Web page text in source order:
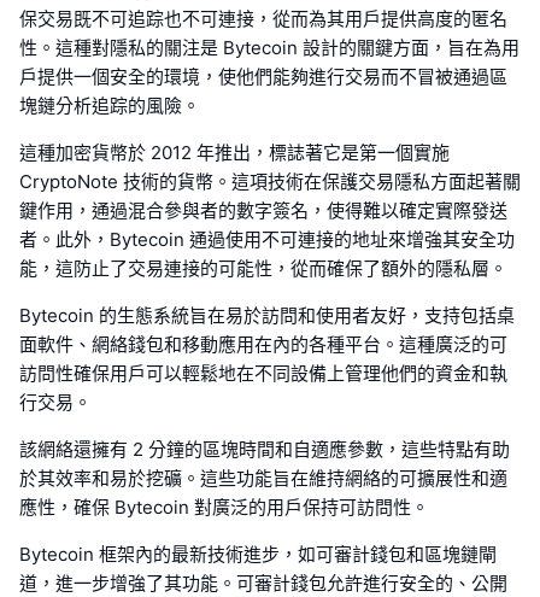
保交易既不可追踪也不可連接，從而為其用戶提供高度的匿名
性。這種對隱私的關注是 Bytecoin 設計的關鍵方面，旨在為用
戶提供一個安全的環境，使他們能夠進行交易而不冒被通過區
塊鏈分析追踪的風險。
這種加密貨幣於 2012 年推出，標誌著它是第一個實施
CryptoNote 技術的貨幣。這項技術在保護交易隱私方面起著關
鍵作用，通過混合參與者的數字簽名，使得難以確定實際發送
者。此外，Bytecoin 通過使用不可連接的地址來增強其安全功
能，這防止了交易連接的可能性，從而確保了額外的隱私層。
Bytecoin 的生態系統旨在易於訪問和使用者友好，支持包括桌
面軟件、網絡錢包和移動應用在內的各種平台。這種廣泛的可
訪問性確保用戶可以輕鬆地在不同設備上管理他們的資金和執
行交易。
該網絡還擁有 2 分鐘的區塊時間和自適應參數，這些特點有助
於其效率和易於挖礦。這些功能旨在維持網絡的可擴展性和適
應性，確保 Bytecoin 對廣泛的用戶保持可訪問性。
Bytecoin 框架內的最新技術進步，如可審計錢包和區塊鏈閘
道，進一步增強了其功能。可審計錢包允許進行安全的、公開